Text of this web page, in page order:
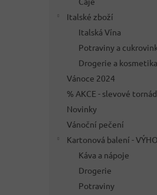
Italské zboží
Italská Vína
Potraviny a
Drogerie a kosmetika
Vánoce 2024
% AKCE - slevové
Novinky
Vánoční pečení
Kartonová balení -
Káva a nápoje
Drogerie
Potraviny